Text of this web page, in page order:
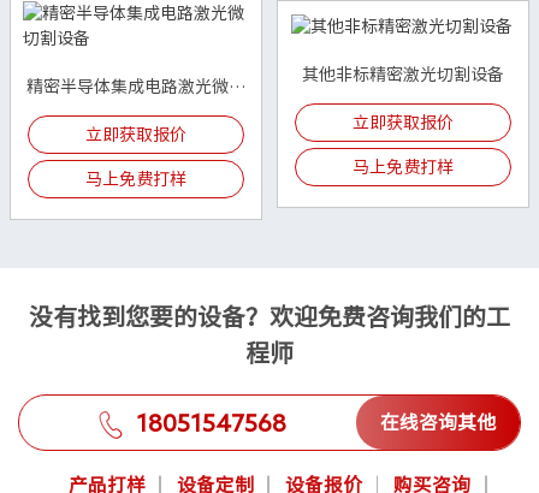
精密半导体集成电路激光微切
割设备
立即获取报价
马上免费打样
其他非标精密激光切割设备
立即获取报价
马上免费打样
没有找到您要的设备？欢迎免费咨询我们的工
程师
18051547568 在线咨询其他
产品打样 设备定制 设备报价 购买咨询